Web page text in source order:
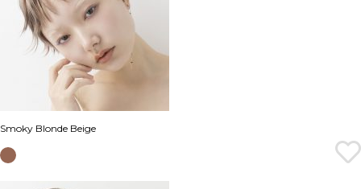
Smoky Blonde Beige